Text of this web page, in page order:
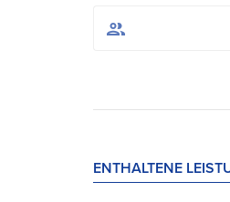
ENTHALTENE